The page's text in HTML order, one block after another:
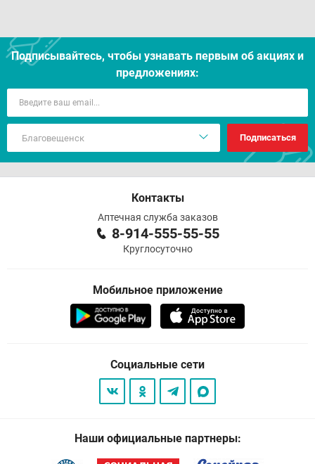
Подписывайтесь, чтобы узнавать первым об акцияx и
предложениях:
Подписаться
Контакты
Аптечная служба заказов
8-914-555-55-55
Круглосуточно
Мобильное приложение
Социальные сети
Наши официальные партнеры: